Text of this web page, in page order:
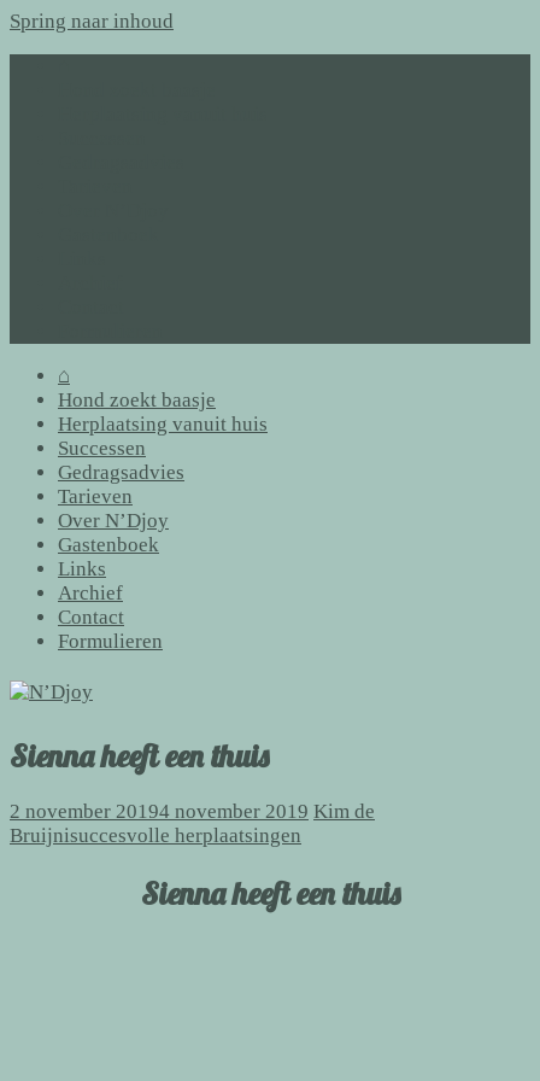
Spring naar inhoud
⌂
Hond zoekt baasje
Herplaatsing vanuit huis
Successen
Gedragsadvies
Tarieven
Over N’Djoy
Gastenboek
Links
Archief
Contact
Formulieren
Sienna heeft een thuis
2 november 20194 november 2019 Kim de
Bruijnisuccesvolle herplaatsingen
Sienna heeft een thuis